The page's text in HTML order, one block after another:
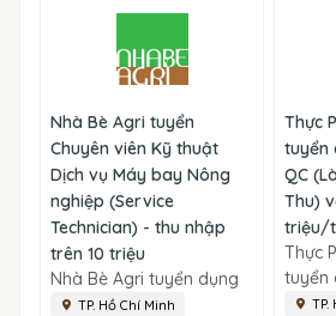
Nhà Bè Agri tuyển
Chuyên viên Kỹ thuật
Dịch vụ Máy bay Nông
nghiệp (Service
Technician) - thu nhập
trên 10 triệu
Nhà Bè Agri tuyển dụng
TP. Hồ Chí Minh
Thực
tuyển
QC
Thu)
triệu/
Thực
tuyển
TP.